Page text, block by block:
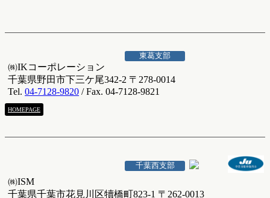
東葛支部
㈱IKコーポレーション
千葉県野田市下三ケ尾342-2 〒278-0014
Tel. 04-7128-9820 / Fax. 04-7128-9821
HOMEPAGE
千葉西支部
㈱ISM
千葉県千葉市花見川区犢橋町823-1 〒262-0013